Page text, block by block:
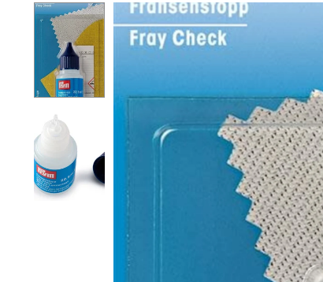
Product image slideshow Items